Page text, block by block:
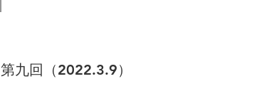
第九回（2022.3.9）